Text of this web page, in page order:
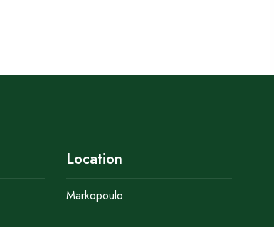
Location
Markopoulo